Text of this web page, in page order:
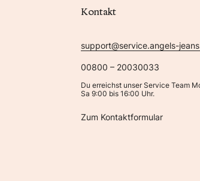
Kontakt
support@service.angels-
00800 – 20030033
Du erreichst unser Service Team
Sa 9:00 bis 16:00 Uhr.
Zum Kontaktformular